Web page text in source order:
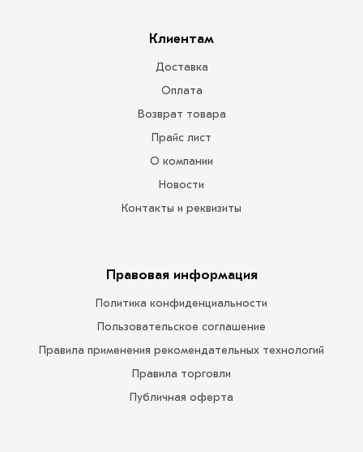
Клиентам
Доставка
Оплата
Возврат товара
Прайс лист
О компании
Новости
Контакты и реквизиты
Правовая информация
Политика конфиденциальности
Пользовательское соглашение
Правила применения рекомендательных технологий
Правила торговли
Публичная оферта